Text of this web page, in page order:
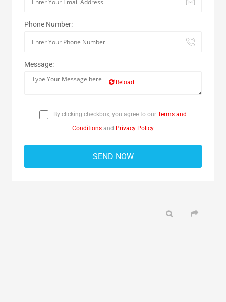
Phone Number:
Message:
Reload
By clicking checkbox, you agree to our Terms and
Conditions and Privacy Policy